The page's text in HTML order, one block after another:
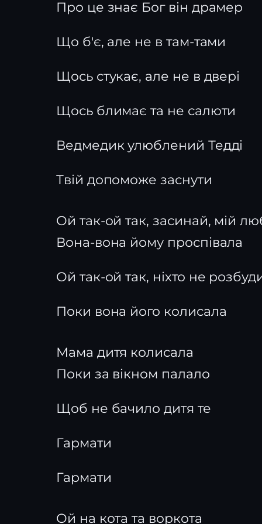
Про це знає Бог він драмер
Що б'є, але не в там-тами
Щось стукає, але не в двері
Щось блимає та не салюти
Ведмедик улюблений Тедді
Твій допоможе заснути
Ой так-ой так, засинай, мій
Вона-вона йому проспівала
Ой так-ой так, ніхто не
Поки вона його колисала
Мама дитя колисала
Поки за вікном палало
Щоб не бачило дитя те
Гармати
Гармати
Ой на кота та воркота